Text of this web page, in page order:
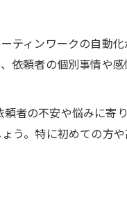
ティンワークの自動
依頼者の個別事情や
者の不安や悩みに寄
う。特に初めての方